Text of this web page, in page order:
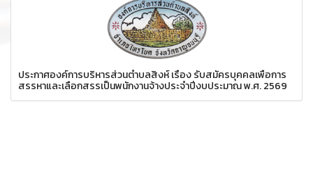
ประกาศองค์การบริหารส่วนตำบลสิงห์ เรื่อง รับสมัครบุคคลเพื่อการ
สรรหาและเลือกสรรเป็นพนักงานจ้างประจำปีงบประมาณ พ.ศ. 2569